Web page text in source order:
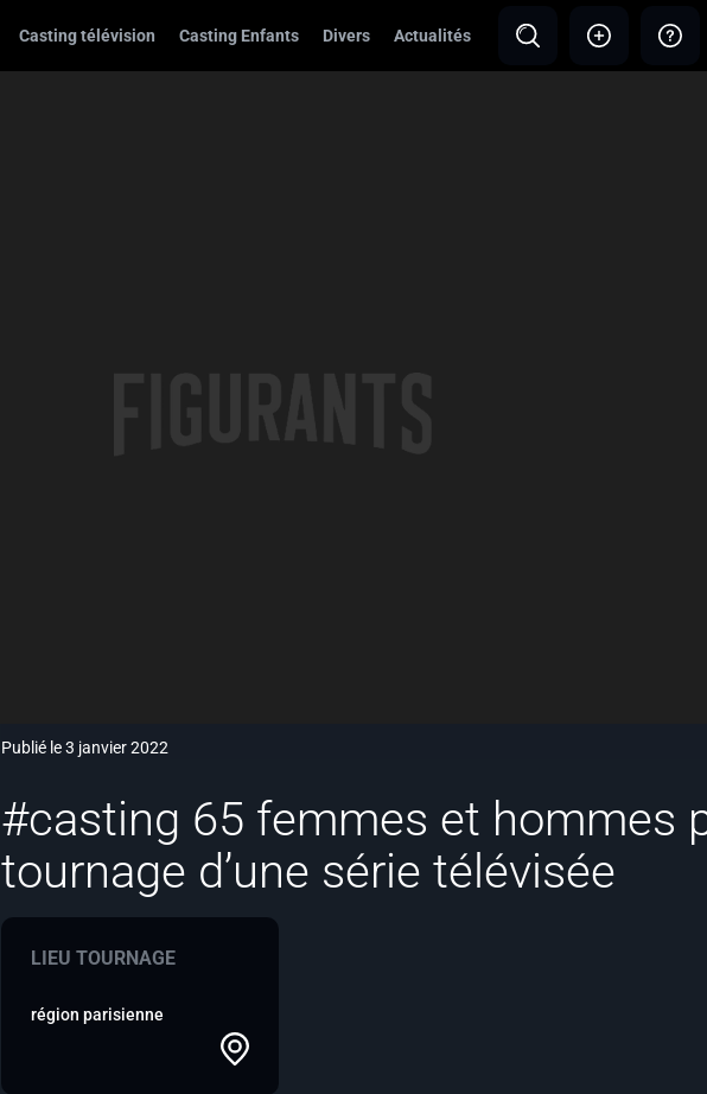
Casting télévision Casting Enfants Divers Actualités
Publié le 3 janvier 2022
#casting 65 femmes et hommes
tournage d’une série télévisée
LIEU TOURNAGE
région parisienne